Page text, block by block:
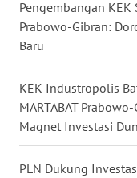
Pengembangan KEK
Prabowo-Gibran:
Baru
KEK Industropolis
MARTABAT
Magnet Investasi
PLN Dukung
JOGJA
WN